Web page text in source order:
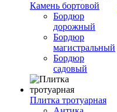
Камень бортовой
Бордюр
дорожный
Бордюр
магистральный
Бордюр
садовый
Плитка тротуарная